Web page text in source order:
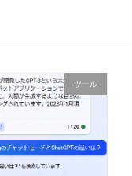
ツール